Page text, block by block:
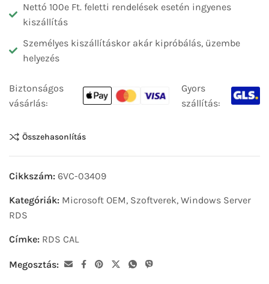
Nettó 100e Ft. feletti rendelések esetén ingyenes
kiszállítás
Személyes kiszállításkor akár kipróbálás, üzembe
helyezés
Biztonságos
vásárlás:
Gyors
szállítás:
Összehasonlítás
Cikkszám: 6VC-03409
Kategóriák: Microsoft OEM, Szoftverek, Windows Server
RDS
Címke: RDS CAL
Megosztás: